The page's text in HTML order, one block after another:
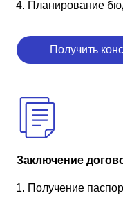
Планирование
Получить
Заключение
Получение